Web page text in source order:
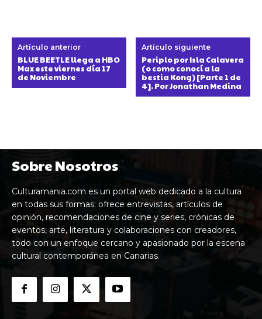
Artículo anterior
BLUE BEETLE llega a HBO
Max este viernes día 17
de Noviembre
Artículo siguiente
Periplo por Isla Calavera
(o como conocí a la
bestia Kong) [Parte 1 de
4]. Por Jonathan Medina
Sobre Nosotros
Culturamania.com es un portal web dedicado a la cultura
en todas sus formas: ofrece entrevistas, artículos de
opinión, recomendaciones de cine y series, crónicas de
eventos, arte, literatura y colaboraciones con creadores,
todo con un enfoque cercano y apasionado por la escena
cultural contemporánea en Canarias.